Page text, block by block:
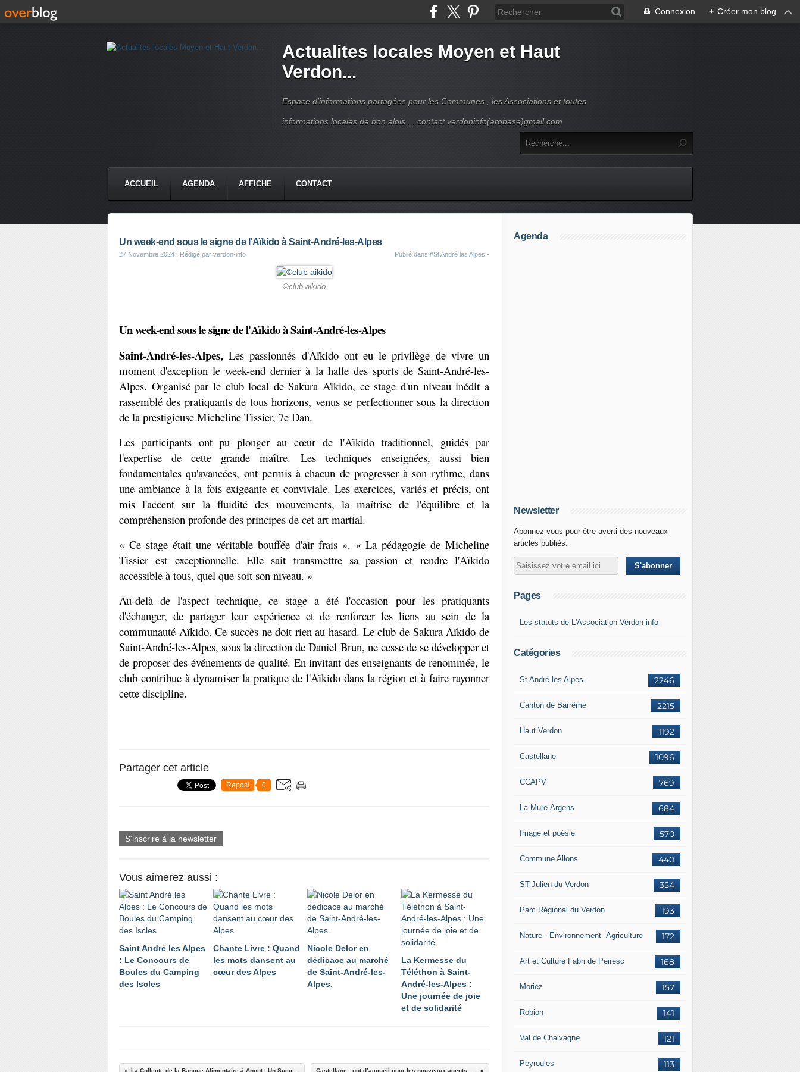
Connexion + Créer mon blog
Actualites locales Moyen et Haut
Verdon...
Espace d'informations partagées pour les Communes , les Associations et toutes
informations locales de bon alois ... contact verdoninfo(arobase)gmail.com
ACCUEIL AGENDA AFFICHE CONTACT
Un week-end sous le signe de l'Aïkido à Saint-André-les-Alpes
27 Novembre 2024 , Rédigé par verdon-info Publié dans #St André les Alpes -
©club aikido
Un week-end sous le signe de l'Aïkido à Saint-André-les-Alpes
Saint-André-les-Alpes, Les passionnés d'Aïkido ont eu le privilège de vivre un
moment d'exception le week-end dernier à la halle des sports de Saint-André-les-
Alpes. Organisé par le club local de Sakura Aïkido, ce stage d'un niveau inédit a
rassemblé des pratiquants de tous horizons, venus se perfectionner sous la direction
de la prestigieuse Micheline Tissier, 7e Dan.
Les participants ont pu plonger au cœur de l'Aïkido traditionnel, guidés par
l'expertise de cette grande maître. Les techniques enseignées, aussi bien
fondamentales qu'avancées, ont permis à chacun de progresser à son rythme, dans
une ambiance à la fois exigeante et conviviale. Les exercices, variés et précis, ont
mis l'accent sur la fluidité des mouvements, la maîtrise de l'équilibre et la
compréhension profonde des principes de cet art martial.
« Ce stage était une véritable bouffée d'air frais ». « La pédagogie de Micheline
Tissier est exceptionnelle. Elle sait transmettre sa passion et rendre l'Aïkido
accessible à tous, quel que soit son niveau. »
Au-delà de l'aspect technique, ce stage a été l'occasion pour les pratiquants
d'échanger, de partager leur expérience et de renforcer les liens au sein de la
communauté Aïkido. Ce succès ne doit rien au hasard. Le club de Sakura Aïkido de
Saint-André-les-Alpes, sous la direction de Daniel Brun, ne cesse de se développer et
de proposer des événements de qualité. En invitant des enseignants de renommée, le
club contribue à dynamiser la pratique de l'Aïkido dans la région et à faire rayonner
cette discipline.
Partager cet article
Repost 0
S'inscrire à la newsletter
Vous aimerez aussi :
Saint André les Alpes
: Le Concours de
Boules du Camping
des Iscles
Chante Livre : Quand
les mots dansent au
cœur des Alpes
Nicole Delor en
dédicace au marché
de Saint-André-les-
Alpes.
La Kermesse du
Téléthon à Saint-
André-les-Alpes :
Une journée de joie
et de solidarité
Agenda
Newsletter
Abonnez-vous pour être averti des nouveaux
articles publiés.
Pages
Les statuts de L'Association Verdon-info
Catégories
2246
St André les Alpes -
2215
Canton de Barrême
1192
Haut Verdon
1096
Castellane
769
CCAPV
684
La-Mure-Argens
570
Image et poésie
440
Commune Allons
354
ST-Julien-du-Verdon
193
Parc Régional du Verdon
172
Nature - Environnement -Agriculture
168
Art et Culture Fabri de Peiresc
157
Moriez
141
Robion
121
Val de Chalvagne
113
Peyroules